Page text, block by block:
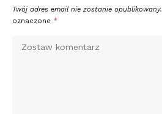
Twój adres email nie zostanie opublikowany.
oznaczone *